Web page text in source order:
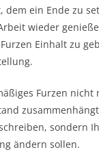
dem ein Ende zu
wieder
Einhalt zu
Furzen nicht
sondern
ändern sollen.